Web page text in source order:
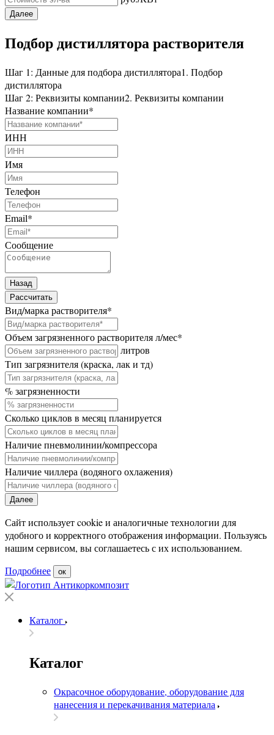
Далее
Подбор дистиллятора растворителя
Шаг 1: Данные для подбора дистиллятора1. Подбор
дистиллятора
Шаг 2: Реквизиты компании2. Реквизиты компании
Название компании*
ИНН
Имя
Телефон
Email*
Сообщение
Назад
Рассчитать
Вид/марка растворителя*
Объем загрязненного растворителя л/мес*
литров
Тип загрязнителя (краска, лак и тд)
% загрязненности
Сколько циклов в месяц планируется
Наличие пневмолинии/компрессора
Наличие чиллера (водяного охлажения)
Далее
Сайт использует cookie и аналогичные технологии для
удобного и корректного отображения информации. Пользуясь
нашим сервисом, вы соглашаетесь с их использованием.
Подробнее
ок
Каталог
Каталог
Окрасочное оборудование, оборудование для
нанесения и перекачивания материала